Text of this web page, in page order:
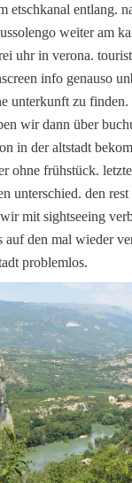
etschkanal entlang.
weiter am
uhr in verona.
info genauso
unterkunft zu finden.
wir dann über
in der altstadt
ohne frühstück.
unterschied. den rest
mit sightseeing
den mal wieder
problemlos.